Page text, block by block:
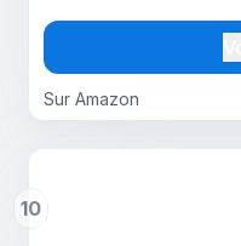
Sur Amazon
90 ml
10